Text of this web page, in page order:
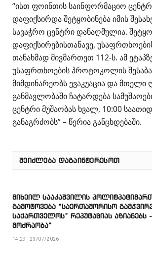
“ისთ ფოინთის საინფორმაციო
დაფიქსირდა შეტყობინება იმის
სავაჭრო ცენტრი დანაღმულია.
დაფიქსირებისთანავე,
თანახმად მივმართეთ 112-ს. ამ
უსაფრთხოების პროტოკოლის
მიმდინარეობს ევაკუაცია და მთელი
განმავლობაში ჩატარდება
ცენტრი მუშაობას ხვალ, 10:00
განაგრძობს” – წერია განცხდებაში.
ᲨᲔᲘᲫᲚᲔᲑᲐ ᲓᲐᲒᲐᲘᲜᲢᲔᲠᲔᲡᲝᲗ
მიხეილ სააკაშვილის
გამოტოვება “საერთაშორისო
საქართველოს” რეპუტაციას აზიანებს
მოძრაობა”
14:29 - 23/07/2026